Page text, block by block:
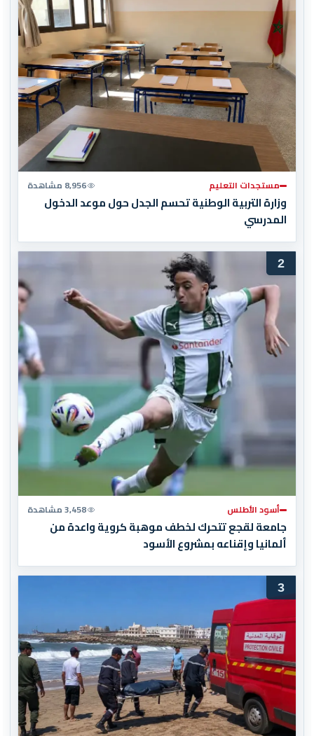
مستجدات التعليم 8,956 مشاهدة
وزارة التربية الوطنية تحسم الجدل حول موعد الدخول
المدرسي
2
أسود الأطلس 3,458 مشاهدة
جامعة لقجع تتحرك لخطف موهبة كروية واعدة من
ألمانيا وإقناعه بمشروع الأسود
3